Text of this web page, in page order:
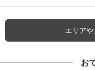
エリア
お